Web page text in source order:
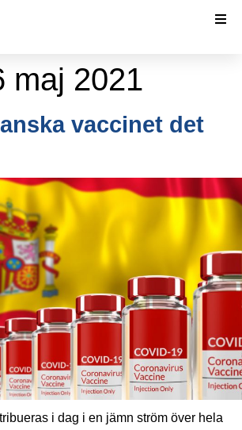
maj 2021
vaccinet det
i dag i en jämn ström över hela